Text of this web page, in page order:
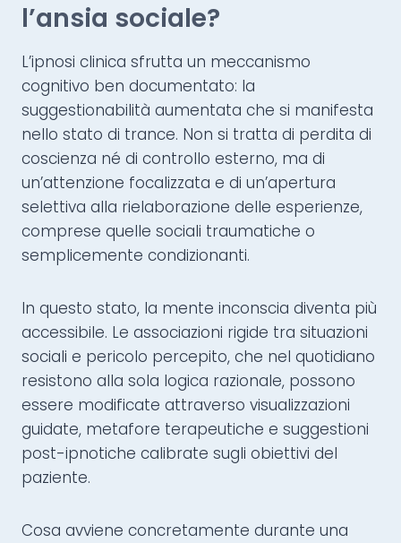
l’ansia sociale?
L’ipnosi clinica sfrutta un meccanismo
cognitivo ben documentato: la
suggestionabilità aumentata che si manifesta
nello stato di trance. Non si tratta di perdita di
coscienza né di controllo esterno, ma di
un’attenzione focalizzata e di un’apertura
selettiva alla rielaborazione delle esperienze,
comprese quelle sociali traumatiche o
semplicemente condizionanti.
In questo stato, la mente inconscia diventa più
accessibile. Le associazioni rigide tra situazioni
sociali e pericolo percepito, che nel quotidiano
resistono alla sola logica razionale, possono
essere modificate attraverso visualizzazioni
guidate, metafore terapeutiche e suggestioni
post-ipnotiche calibrate sugli obiettivi del
paziente.
Cosa avviene concretamente durante una